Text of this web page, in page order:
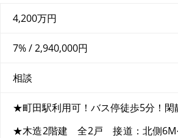
4,200万円
7% / 2,940,000円
相談
★町田駅利用可！バス停徒歩5分！閑
★木造2階建 全2戸 接道：北側6M